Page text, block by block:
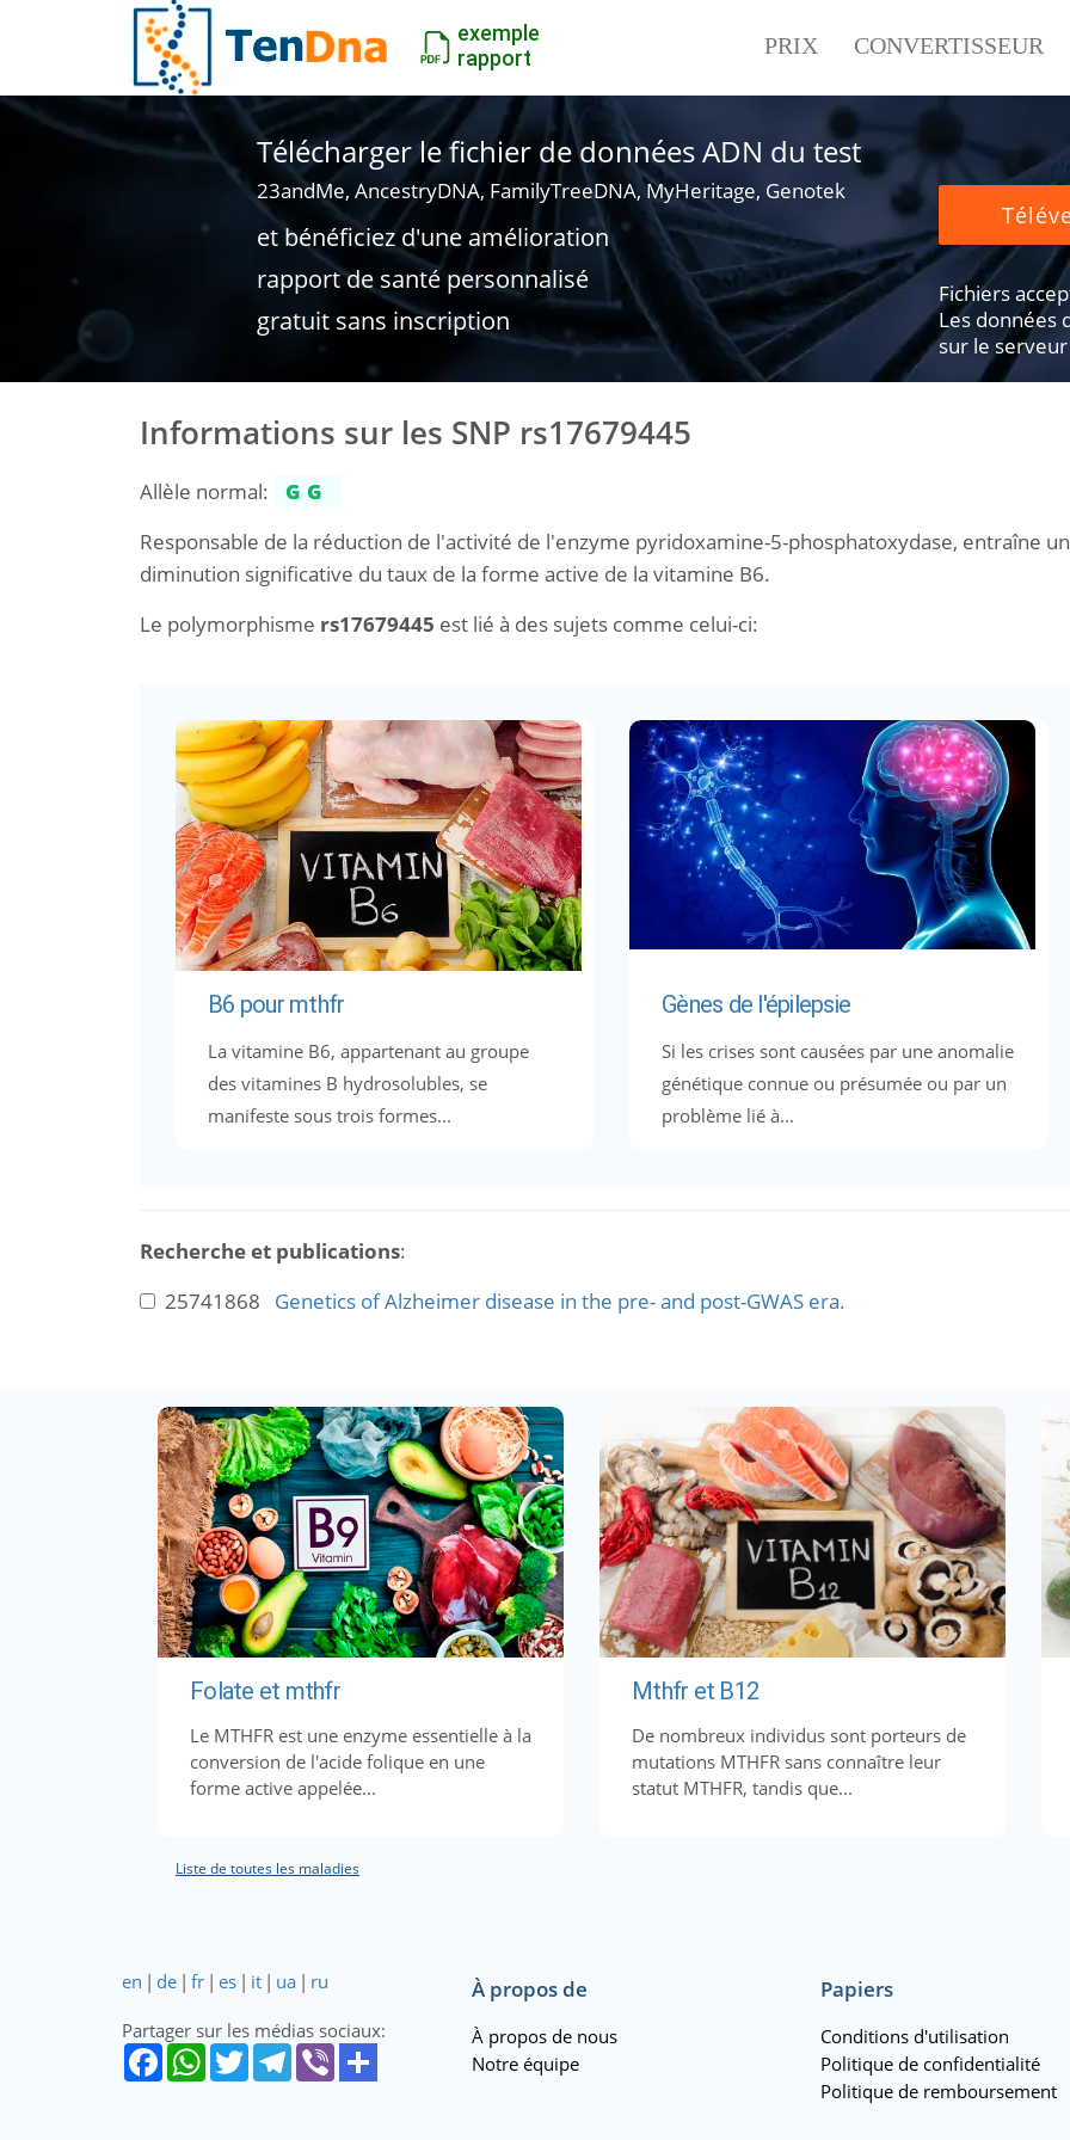
exemple
rapport
PRIX CONVERTISSEUR
Télécharger le fichier de données ADN du test
23andMe, AncestryDNA, FamilyTreeDNA, MyHeritage, Genotek
et bénéficiez d'une amélioration
rapport de santé personnalisé
gratuit sans inscription
Fichiers
Les données
sur le serveur
Informations sur les SNP rs17679445
Allèle normal:
GG
Responsable de la réduction de l'activité de l'enzyme pyridoxamine-5-phosphatoxydase, entraîne
diminution significative du taux de la forme active de la vitamine B6.
Le polymorphisme rs17679445 est lié à des sujets comme celui-ci:
B6 pour mthfr
La vitamine B6, appartenant au groupe
des vitamines B hydrosolubles, se
manifeste sous trois formes...
Gènes de l'épilepsie
Si les crises sont causées par une anomalie
génétique connue ou présumée ou par un
problème lié à...
Recherche et publications:
25741868 Genetics of Alzheimer disease in the pre- and post-GWAS era.
Folate et mthfr
Le MTHFR est une enzyme essentielle à la
conversion de l'acide folique en une
forme active appelée...
Mthfr et B12
De nombreux individus sont porteurs de
mutations MTHFR sans connaître leur
statut MTHFR, tandis que...
Liste de toutes les maladies
en | de | fr | es | it | ua | ru
Partager sur les médias sociaux:
À propos de
À propos de nous
Notre équipe
Papiers
Conditions d'utilisation
Politique de confidentialité
Politique de remboursement